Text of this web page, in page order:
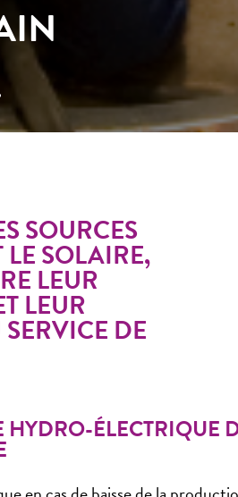
SOURCES
LE SOLAIRE,
LEUR
LEUR
DE
ÉLECTRIQUE